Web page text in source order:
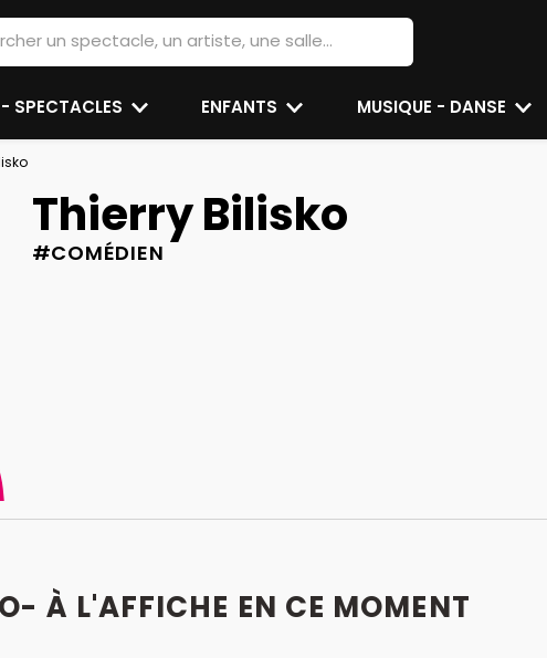
SPECTACLES ENFANTS MUSIQUE - DANSE
Thierry Bilisko
#COMÉDIEN
À L'AFFICHE EN CE MOMENT